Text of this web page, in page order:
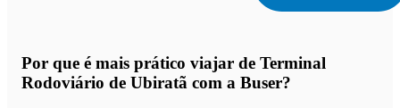
Por que é mais prático viajar de Terminal
Rodoviário de Ubiratã com a Buser?